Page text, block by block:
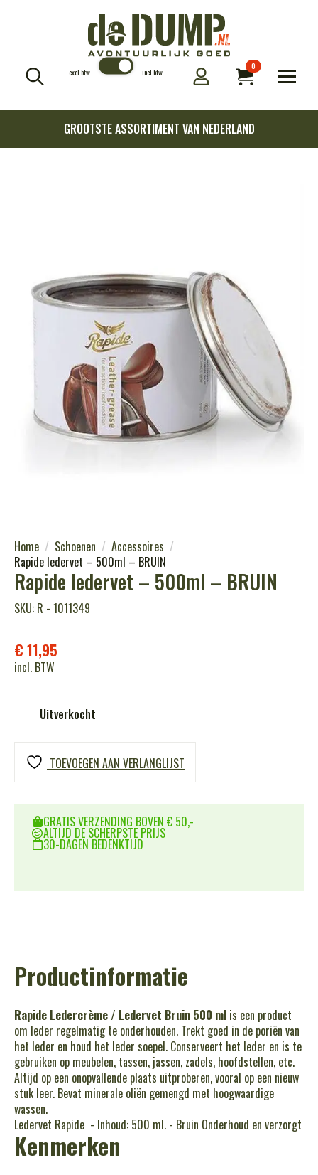
excl btw incl btw
0
GROOTSTE ASSORTIMENT VAN NEDERLAND
Home Schoenen
Accessoires
Rapide ledervet – 500ml – BRUIN
Rapide ledervet – 500ml – BRUIN
SKU: R - 1011349
€11,95
incl. BTW
Uitverkocht
TOEVOEGEN AAN VERLANGLIJST
GRATIS VERZENDING BOVEN € 50,-
ALTIJD DE SCHERPSTE PRIJS
30-DAGEN BEDENKTIJD
Productinformatie
Rapide Ledercrème / Ledervet Bruin 500 ml is een product
om leder regelmatig te onderhouden. Trekt goed in de poriën van
het leder en houd het leder soepel. Conserveert het leder en is te
gebruiken op meubelen, tassen, jassen, zadels, hoofdstellen, etc.
Altijd op een onopvallende plaats uitproberen, vooral op een nieuw
stuk leer. Bevat minerale oliën gemengd met hoogwaardige
wassen.
Ledervet Rapide - Inhoud: 500 ml. - Bruin Onderhoud en verzorgt
Kenmerken